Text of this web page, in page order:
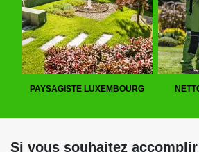
PAYSAGISTE LUXEMBOURG
Si vous souhaitez